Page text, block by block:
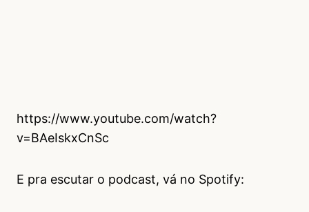
https://www.youtube.com/watch?
v=BAeIskxCnSc
E pra escutar o podcast, vá no Spotify: